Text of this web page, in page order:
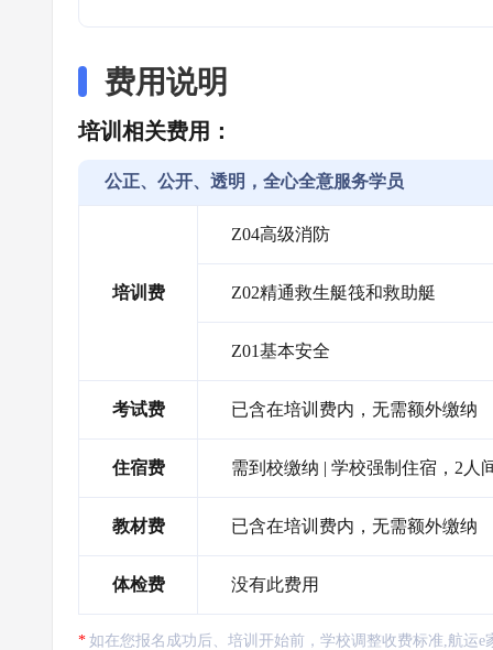
费用说明
培训相关费用：
公正、公开、透明，全心全意服务学员
培训费
Z04高级消防
Z02精通救生艇筏和救助艇
Z01基本安全
考试费 已含在培训费内，无需额外缴纳
住宿费 需到校缴纳 | 学校强制住宿，2人
教材费 已含在培训费内，无需额外缴纳
体检费 没有此费用
如在您报名成功后、培训开始前，学校调整收费标准,航运